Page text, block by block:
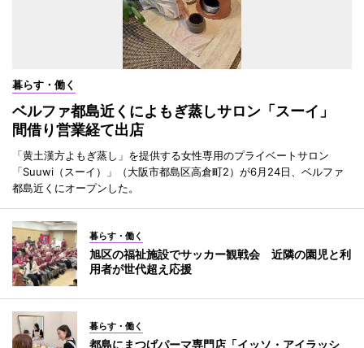
暮らす・働く
ベルファ都島近くによもぎ蒸しサロン「スーイ」
間借り営業経て出店
「黄土漢方よもぎ蒸し」を提供する女性専用のプライベートサロン
「Suuwi（スーイ）」（大阪市都島区高倉町2）が6月24日、ベルファ
都島近くにオープンした。
暮らす・働く
旭区の福祉施設でサッカー観戦会 近隣の園児と利
用者が世代超え応援
暮らす・働く
都島にまつげパーマ専門店「イッソ・アイラッシ